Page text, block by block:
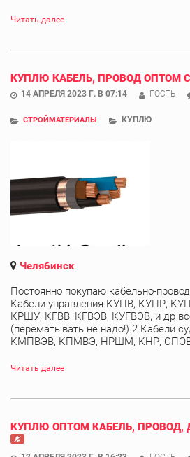
Читать далее
КУПЛЮ КАБЕЛЬ, ПРОВОД ОПТОМ
14 АПРЕЛЯ 2023 Г. В 07:14 ГОСТЬ
СТРОЙМАТЕРИАЛЫ КУПЛЮ
Челябинск
Постоянно покупаю кабельно-
Кабели управления КУПВ, КУПР,
КРШУ, КГВВ, КГВЭВ, КУГВЭВ, и др
(перематывать не надо!) 2 Кабели
КМПВЭВ, КПМВЭ, НРШМ, КНР, СПОВ
Читать далее
КУПЛЮ ОПТОМ КАБЕЛЬ, ПРОВОД,